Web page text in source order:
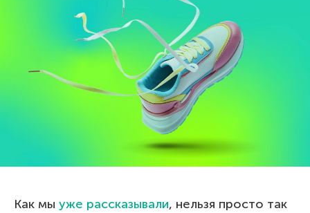
Как мы уже рассказывали, нельзя просто так